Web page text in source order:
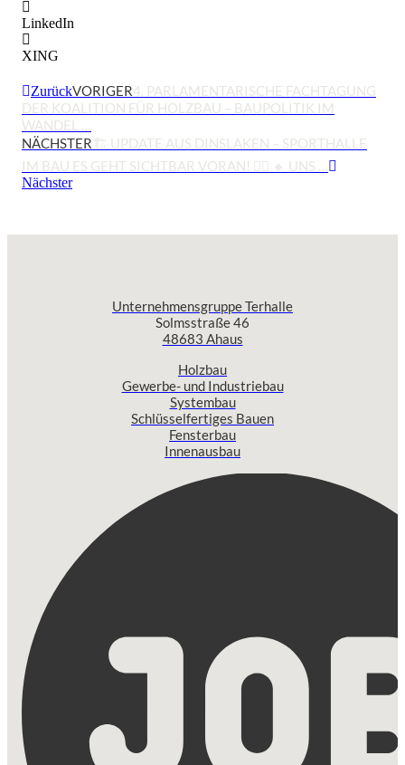
LinkedIn
XING
ZurückVORIGER4. PARLAMENTARISCHE FACHTAGUNG
DER KOALITION FÜR HOLZBAU – BAUPOLITIK IM
WANDEL …
NÄCHSTER 🏗️ UPDATE AUS DINSLAKEN – SPORTHALLE
IM BAU ES GEHT SICHTBAR VORAN! 👷‍♀️ 🔸 UNS …
Nächster
Unternehmensgruppe Terhalle
Solmsstraße 46
48683 Ahaus
Holzbau
Gewerbe- und Industriebau
Systembau
Schlüsselfertiges Bauen
Fensterbau
Innenausbau